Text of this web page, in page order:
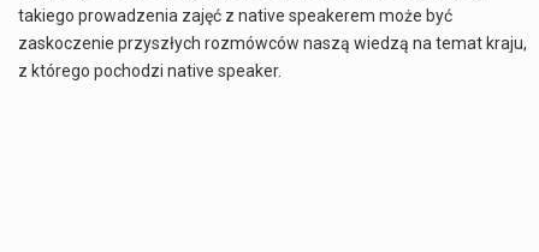
takiego prowadzenia zajęć z native speakerem może być
zaskoczenie przyszłych rozmówców naszą wiedzą na temat kraju,
z którego pochodzi native speaker.